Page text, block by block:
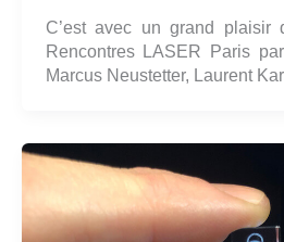
C’est avec un grand plaisir
Rencontres LASER Paris
Marcus Neustetter, Laurent